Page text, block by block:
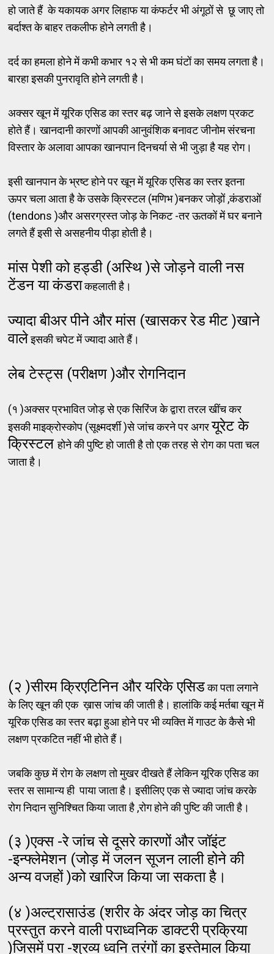
हो जाते हैं के यकायक अगर लिहाफ या कंफर्टर भी अंगूठों से छू जाए तो
बर्दाश्त के बाहर तकलीफ होने लगती है।
दर्द का हमला होने में कभी कभार १२ से भी कम घंटों का समय लगता है।
बारहा इसकी पुनरावृति होने लगती है।
अक्सर खून में यूरिक एसिड का स्तर बढ़ जाने से इसके लक्षण प्रकट
होते हैं। खानदानी कारणों आपकी आनुवंशिक बनावट जीनोम संरचना
विस्तार के अलावा आपका खानपान दिनचर्या से भी जुड़ा है यह रोग।
इसी खानपान के भ्रष्ट होने पर खून में यूरिक एसिड का स्तर इतना
ऊपर चला आता है के उसके क्रिस्टल (मणिभ )बनकर जोड़ों ,कंडराओं
(tendons )और असरग्रस्त जोड़ के निकट -तर ऊतकों में घर बनाने
लगते हैं इसी से असहनीय पीड़ा होती है।
मांस पेशी को हड्डी (अस्थि )से जोड़ने वाली नस
टेंडन या कंडराकहलाती है।
ज्यादा बीअर पीने और मांस (खासकर रेड मीट )खाने
वालेइसकी चपेट में ज्यादा आते हैं।
लेब टेस्ट्स (परीक्षण )और रोगनिदान
(१ )अक्सर प्रभावित जोड़ से एक सिरिंज के द्वारा तरल खींच कर
इसकी माइक्रोस्कोप (सूक्ष्मदर्शी )से जांच करने पर अगरयूरेट के
क्रिस्टलहोने की पुष्टि हो जाती है तो एक तरह से रोग का पता चल
जाता है।
(२ )सीरम क्रिएटिनिन और यरिके एसिडका पता लगाने
के लिए खून की एक ख़ास जांच की जाती है। हालांकि कई मर्तबा खून में
यूरिक एसिड का स्तर बढ़ा हुआ होने पर भी व्यक्ति में गाउट के कैसे भी
लक्षण प्रकटित नहीं भी होते हैं।
जबकि कुछ में रोग के लक्षण तो मुखर दीखते हैं लेकिन यूरिक एसिड का
स्तर स सामान्य ही पाया जाता है। इसीलिए एक से ज्यादा जांच करके
रोग निदान सुनिश्चित किया जाता है ,रोग होने की पुष्टि की जाती है।
(३ )एक्स -रे जांच से दूसरे कारणों और जॉइंट
-इन्फ्लेमेशन (जोड़ में जलन सूजन लाली होने की
अन्य वजहों )को खारिज किया जा सकता है।
(४ )अल्ट्रासाउंड (शरीर के अंदर जोड़ का चित्र
प्रस्तुत करने वाली पराध्वनिक डाक्टरी प्रक्रिया
)जिसमें परा -श्रव्य ध्वनि तरंगों का इस्तेमाल किया